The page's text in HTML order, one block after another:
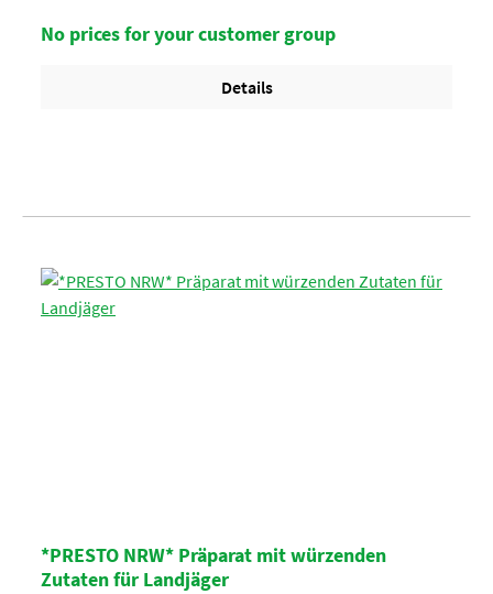
Btl. je Krt. (DF 100) / 36 Krt. per PaletteArtikel-StatusHalal
geeignet
No prices for your customer group
Details
*PRESTO NRW* Präparat mit würzenden
Zutaten für Landjäger